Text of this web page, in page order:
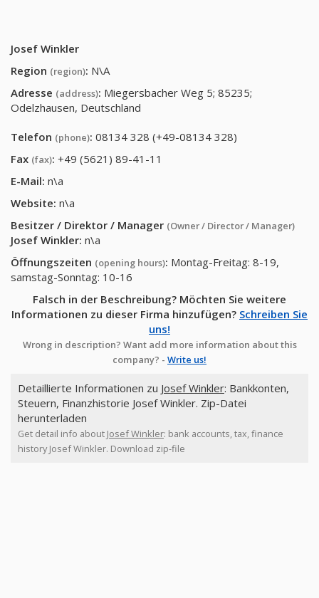
Josef Winkler
Region (region): N\A
Adresse (address): Miegersbacher Weg 5; 85235;
Odelzhausen, Deutschland
Telefon (phone): 08134 328 (+49-08134 328)
Fax (fax): +49 (5621) 89-41-11
E-Mail: n\a
Website: n\a
Besitzer / Direktor / Manager (Owner / Director / Manager)
Josef Winkler: n\a
Öffnungszeiten (opening hours): Montag-Freitag: 8-19,
samstag-Sonntag: 10-16
Falsch in der Beschreibung? Möchten Sie weitere
Informationen zu dieser Firma hinzufügen? Schreiben Sie
uns!
Wrong in description? Want add more information about this
company? - Write us!
Detaillierte Informationen zu Josef Winkler: Bankkonten,
Steuern, Finanzhistorie Josef Winkler. Zip-Datei
herunterladen
Get detail info about Josef Winkler: bank accounts, tax, finance
history Josef Winkler. Download zip-file